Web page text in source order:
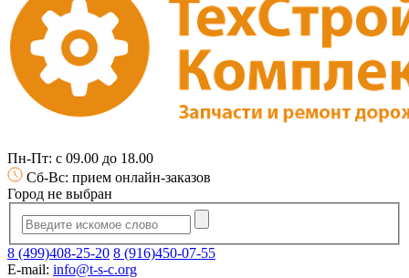
Пн-Пт: с 09.00 до 18.00
Сб-Вс: прием онлайн-заказов
Город не выбран
8 (499)408-25-20 8 (916)450-07-55
E-mail: info@t-s-c.org